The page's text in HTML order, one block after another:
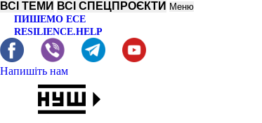
ВСІ ТЕМИ ВСІ СПЕЦПРОЄКТИ Меню
ПИШЕМО ЕСЕ
RESILIENCE.HELP
Напишіть нам